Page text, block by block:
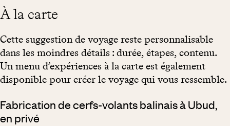
À la carte
Cette suggestion de voyage reste personnalisable
dans les moindres détails : durée, étapes, contenu.
Un menu d’expériences à la carte est également
disponible pour créer le voyage qui vous ressemble.
Fabrication de cerfs-volants balinais à Ubud,
en privé